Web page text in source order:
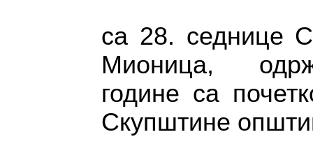
са 28. седнице
Мионица,
године са
Скупштине